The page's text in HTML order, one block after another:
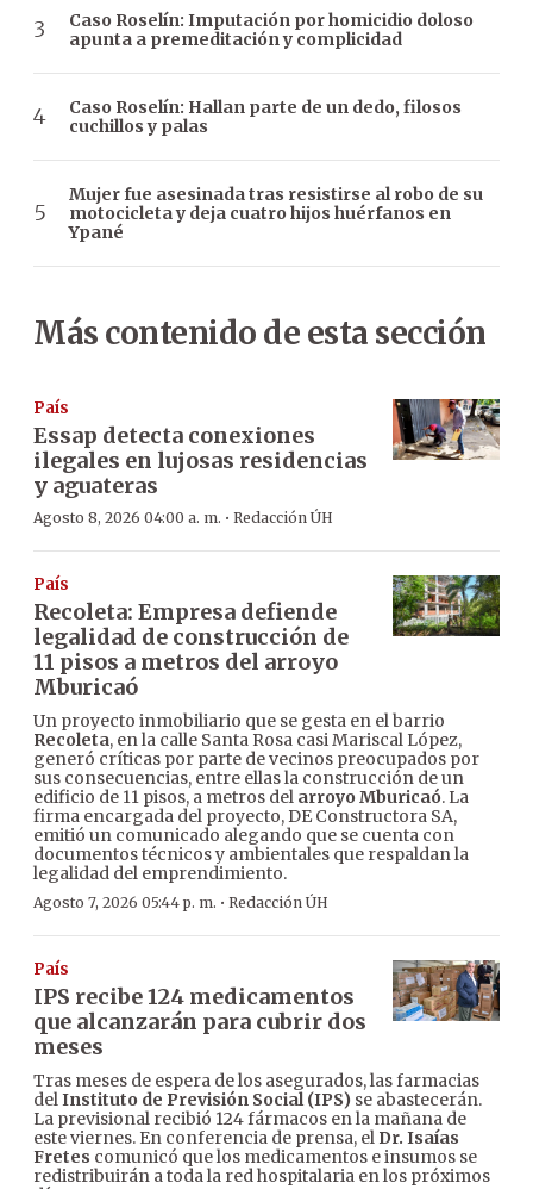
Caso Roselín: Imputación por homicidio doloso
apunta a premeditación y complicidad
Caso Roselín: Hallan parte de un dedo, filosos
cuchillos y palas
Mujer fue asesinada tras resistirse al robo de su
motocicleta y deja cuatro hijos huérfanos en
Ypané
Más contenido de esta sección
País
Essap detecta conexiones
ilegales en lujosas residencias
y aguateras
Agosto 8, 2026 04:00 a. m. · Redacción ÚH
País
Recoleta: Empresa defiende
legalidad de construcción de
11 pisos a metros del arroyo
Mburicaó
Un proyecto inmobiliario que se gesta en el barrio
Recoleta, en la calle Santa Rosa casi Mariscal López,
generó críticas por parte de vecinos preocupados por
sus consecuencias, entre ellas la construcción de un
edificio de 11 pisos, a metros del arroyo Mburicaó. La
firma encargada del proyecto, DE Constructora SA,
emitió un comunicado alegando que se cuenta con
documentos técnicos y ambientales que respaldan la
legalidad del emprendimiento.
Agosto 7, 2026 05:44 p. m. · Redacción ÚH
País
IPS recibe 124 medicamentos
que alcanzarán para cubrir dos
meses
Tras meses de espera de los asegurados, las farmacias
delInstituto de Previsión Social (IPS) se abastecerán.
La previsional recibió 124 fármacos en la mañana de
este viernes. En conferencia de prensa, el Dr. Isaías
Fretes comunicó que los medicamentos e insumos se
redistribuirán a toda la red hospitalaria en los próximos